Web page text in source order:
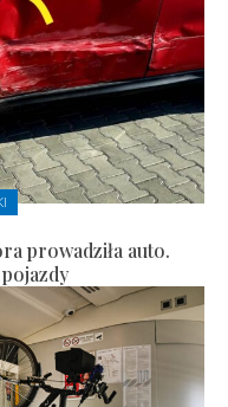
prowadziła auto.